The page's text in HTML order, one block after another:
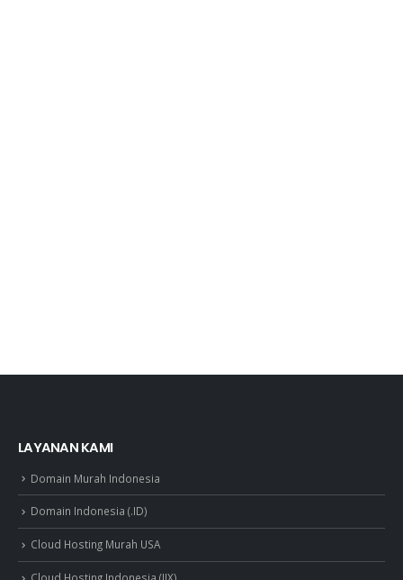
LAYANAN KAMI
Domain Murah Indonesia
Domain Indonesia (.ID)
Cloud Hosting Murah USA